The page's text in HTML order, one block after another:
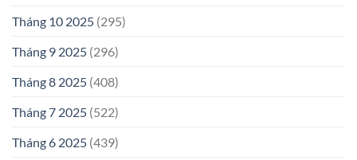
Tháng 10 2025 (295)
Tháng 9 2025 (296)
Tháng 8 2025 (408)
Tháng 7 2025 (522)
Tháng 6 2025 (439)